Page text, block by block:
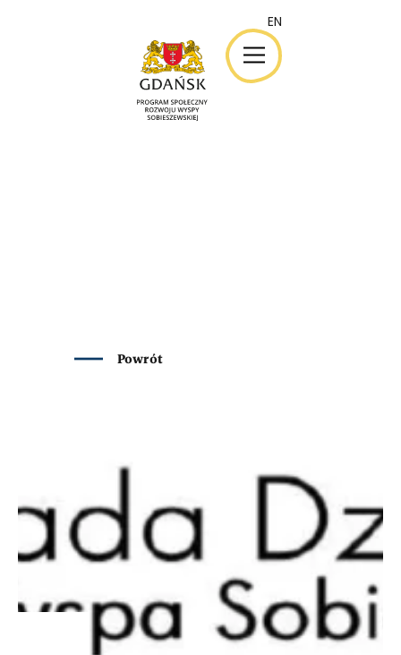
EN
Powrót